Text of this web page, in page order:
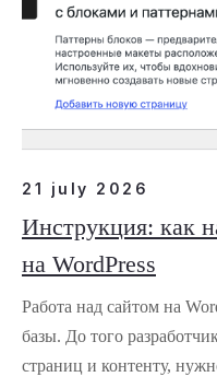
21 july 2026
Инструкция: как
на WordPress
Работа над сайтом на
базы. До того
страниц и контенту,